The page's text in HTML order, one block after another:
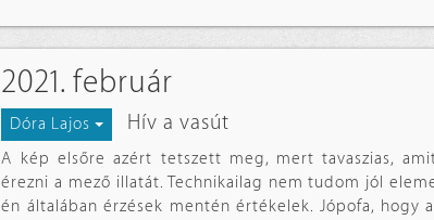
2021. február
Dóra Lajos Hív a vasút
A kép elsőre azért tetszett meg, mert tavaszias,
érezni a mező illatát. Technikailag nem tudom jól
én általában érzések mentén értékelek. Jópofa, hogy